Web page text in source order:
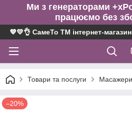
Ми з генераторами
працюємо без
💙💛👌 СамеТо ТМ інтернет-
Товари та послуги Масажери
–20%